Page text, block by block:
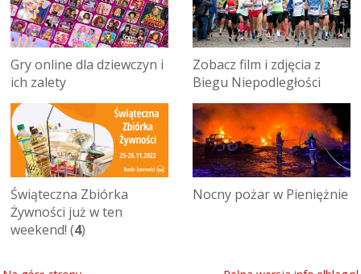
Gry online dla dziewczyn i
ich zalety
Zobacz film i zdjęcia z
Biegu Niepodległości
Świąteczna Zbiórka
Żywności już w ten
weekend! (4)
Nocny pożar w Pieniężnie